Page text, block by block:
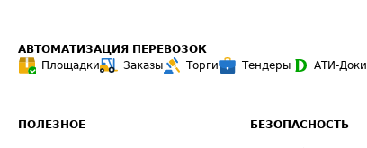
АВТОМАТИЗАЦИЯ ПЕРЕВОЗОК
Площадки
Заказы Торги Тендеры АТИ-Доки
ПОЛЕЗНОЕ БЕЗОПАСНОСТЬ